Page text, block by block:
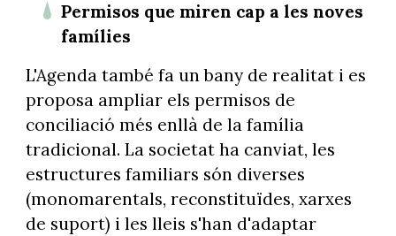
Permisos que miren cap a les noves
famílies
L'Agenda també fa un bany de realitat i es
proposa ampliar els permisos de
conciliació més enllà de la família
tradicional. La societat ha canviat, les
estructures familiars són diverses
(monomarentals, reconstituïdes, xarxes
de suport) i les lleis s'han d'adaptar